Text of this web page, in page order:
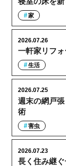
家
一軒家リフ
2026.07.26
生活
週末の網戸
術
2026.07.25
害虫
長く住み継
2026.07.23